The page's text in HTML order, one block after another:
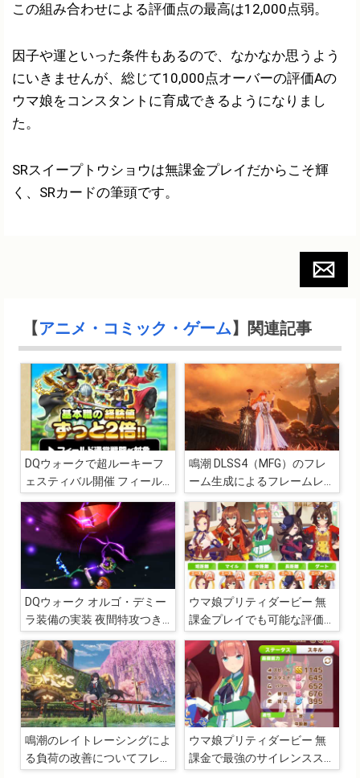
この組み合わせによる評価点の最高は12,000点弱。
因子や運といった条件もあるので、なかなか思うよう
にいきませんが、総じて10,000点オーバーの評価Aの
ウマ娘をコンスタントに育成できるようになりまし
た。
SRスイープトウショウは無課金プレイだからこそ輝
く、SRカードの筆頭です。
【アニメ・コミック・ゲーム】関連記事
DQウォークで超ルーキーフ
ェスティバル開催 フィール
ドの通常戦闘で今後はずっと
基本職の経験値が2倍に！？
鳴潮 DLSS4（MFG）のフレ
ーム生成によるフレームレー
トとVRAM使用量の比較
DQウォーク オルゴ・デミー
ラ装備の実装 夜間特攻つき
の狩り武器は働くサラリーマ
ンにとっての強い味方
ウマ娘プリティダービー 無
課金プレイでも可能な評価A
のウマ娘の育成と育成方針に
ついてのまとめ
鳴潮のレイトレーシングによ
る負荷の改善についてフレー
ウマ娘プリティダービー 無
課金で最強のサイレンススズ